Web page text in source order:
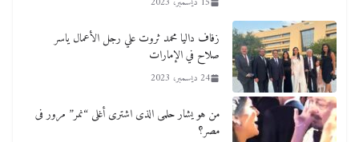
زفاف داليا محمد ثروت علي رجل الأعمال ياسر
صلاح في الإمارات
24 ديسمبر، 2023
من هو يشار حلمى الذى اشترى أغلى “نمر” مرور فى
مصر؟